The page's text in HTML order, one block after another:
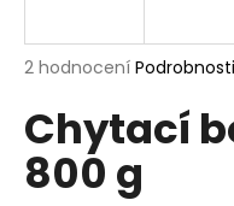
Průměrné
produktu
je
5,0
z
2 hodnocení
Chytací
800 g
j
t
?